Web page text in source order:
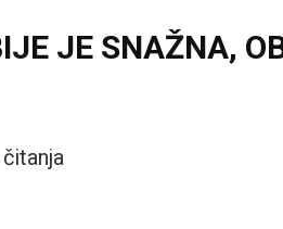
JE SNAŽNA,